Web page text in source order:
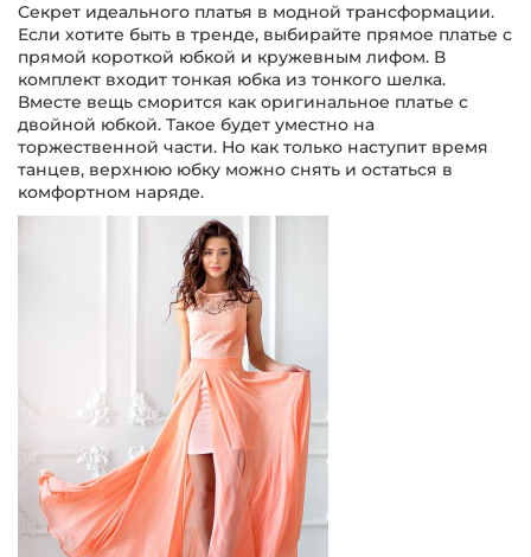
Секрет идеального платья в модной трансформации.
Если хотите быть в тренде, выбирайте прямое платье с
прямой короткой юбкой и кружевным лифом. В
комплект входит тонкая юбка из тонкого шелка.
Вместе вещь сморится как оригинальное платье с
двойной юбкой. Такое будет уместно на
торжественной части. Но как только наступит время
танцев, верхнюю юбку можно снять и остаться в
комфортном наряде.